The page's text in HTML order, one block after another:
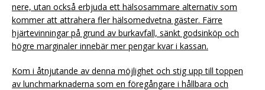
nere, utan också erbjuda ett hälsosammare alternativ som
kommer att attrahera fler hälsomedvetna gäster. Färre
hjärtevinningar på grund av burkavfall, sänkt godsinköp och
högre marginaler innebär mer pengar kvar i kassan.
Kom i åtnjutande av denna möjlighet och stig upp till toppen
av lunchmarknaderna som en föregångare i hållbara och